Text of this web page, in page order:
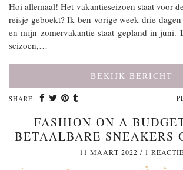
Hoi allemaal! Het vakantieseizoen staat voor
reisje geboekt? Ik ben vorige week drie dagen
en mijn zomervakantie staat gepland in juni.
seizoen,…
BEKIJK BERICHT
SHARE:
FASHION ON A
BETAALBARE SNEAKERS
11 MAART 2022 / 1 REACTIE